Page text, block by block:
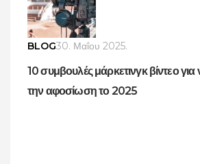
BLOG30. Μαΐου 2025.
10 συμβουλές μάρκετινγκ βίντεο για
την αφοσίωση το 2025